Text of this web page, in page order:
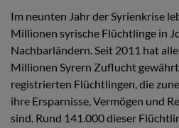
Im neunten Jahr der Syrienkrise
Millionen syrische Flüchtlinge in
Nachbarländern. Seit 2011 hat
Millionen Syrern Zuflucht
registrierten Flüchtlingen, die
ihre Ersparnisse, Vermögen und
sind. Rund 141.000 dieser